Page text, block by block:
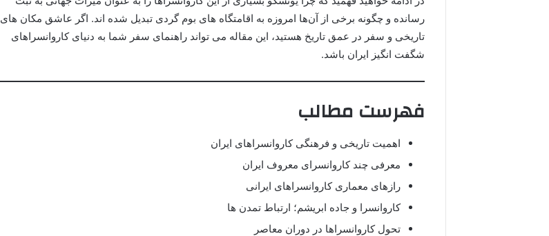
رسانده و چگونه برخی از آن‌ها امروزه به اقامتگاه های بوم گردی تبدیل شده اند. اگر عاشق مکان های
تاریخی و سفر در عمق تاریخ هستید، این مقاله می تواند راهنمای سفر شما به دنیای کاروانسراهای
شگفت انگیز ایران باشد.
فهرست مطالب
اهمیت تاریخی و فرهنگی کاروانسراهای ایران
معرفی چند کاروانسرای معروف ایران
رازهای معماری کاروانسراهای ایرانی
کاروانسرا و جاده ابریشم؛ ارتباط تمدن ها
تحول کاروانسراها در دوران معاصر